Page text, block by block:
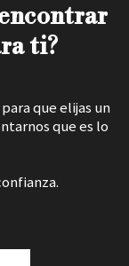
ti?
que elijas un
que es lo